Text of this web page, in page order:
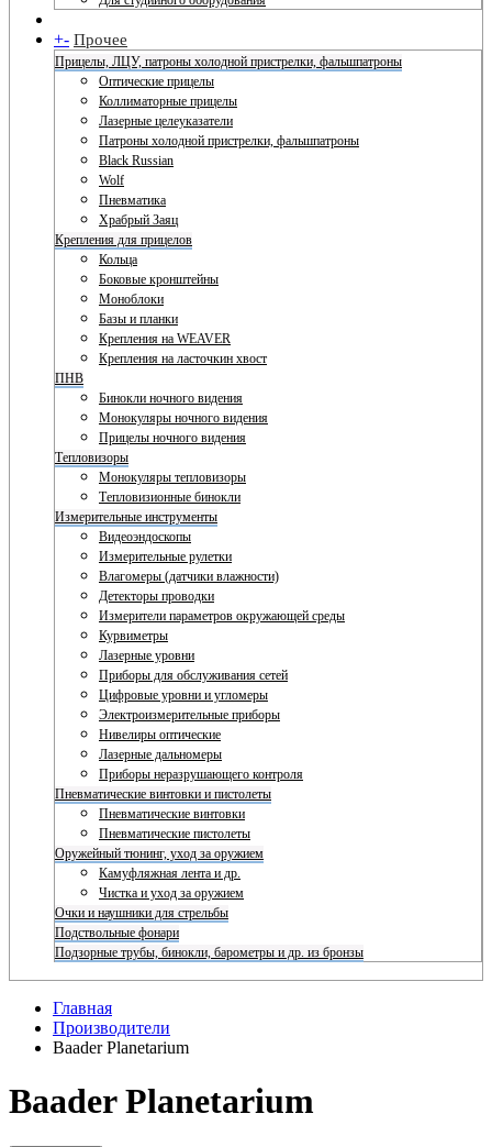
+- Прочее
Прицелы, ЛЦУ, патроны холодной пристрелки, фальшпатроны
Оптические прицелы
Коллиматорные прицелы
Лазерные целеуказатели
Патроны холодной пристрелки, фальшпатроны
Black Russian
Wolf
Пневматика
Храбрый Заяц
Крепления для прицелов
Кольца
Боковые кронштейны
Моноблоки
Базы и планки
Крепления на WEAVER
Крепления на ласточкин хвост
ПНВ
Бинокли ночного видения
Монокуляры ночного видения
Прицелы ночного видения
Тепловизоры
Монокуляры тепловизоры
Тепловизионные бинокли
Измерительные инструменты
Видеоэндоскопы
Измерительные рулетки
Влагомеры (датчики влажности)
Детекторы проводки
Измерители параметров окружающей среды
Курвиметры
Лазерные уровни
Приборы для обслуживания сетей
Цифровые уровни и угломеры
Электроизмерительные приборы
Нивелиры оптические
Лазерные дальномеры
Приборы неразрушающего контроля
Пневматические винтовки и пистолеты
Пневматические винтовки
Пневматические пистолеты
Оружейный тюнинг, уход за оружием
Камуфляжная лента и др.
Чистка и уход за оружием
Очки и наушники для стрельбы
Подствольные фонари
Подзорные трубы, бинокли, барометры и др. из бронзы
Главная
Производители
Baader Planetarium
Baader Planetarium